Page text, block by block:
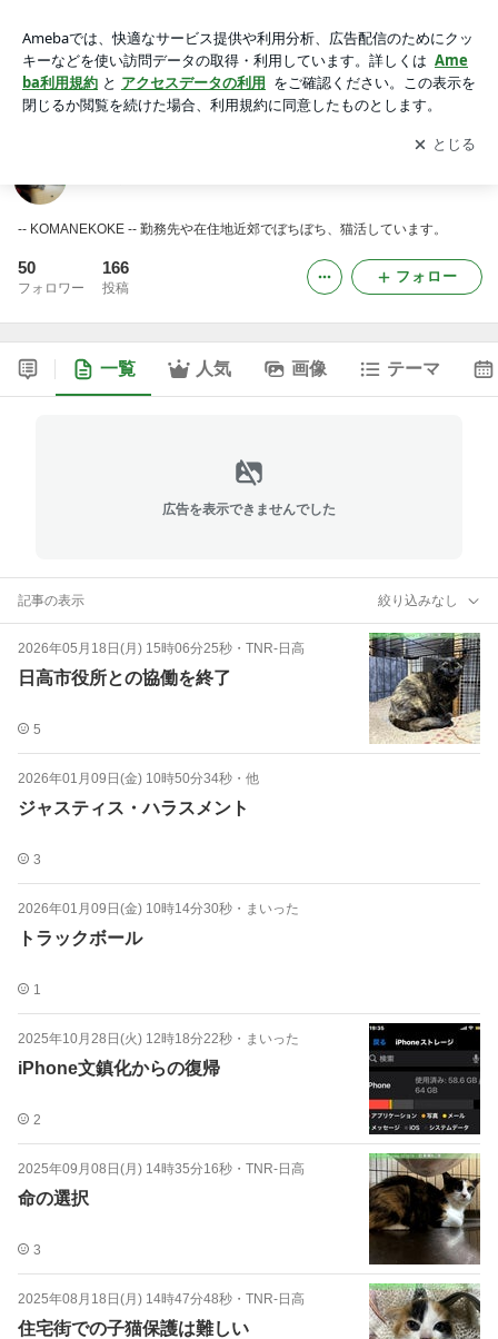
アプリをダウンロードして ブログの更新通知
を受け取りまし
ょう。
開く
-- KOMANEKOKE -- 勤務先や在住地近郊でぼちぼち、猫活しています。
50
フォロワー
166
投稿
フォロー
一覧 人気 画像 テーマ
広告を表示できませんでした
記事の表示 絞り込みなし
2026年05月18日(月) 15時06分25秒 ・ TNR-日高
日高市役所との協働を終了
5
2026年01月09日(金) 10時50分34秒 ・ 他
ジャスティス・ハラスメント
3
2026年01月09日(金) 10時14分30秒 ・ まいった
トラックボール
1
2025年10月28日(火) 12時18分22秒 ・ まいった
iPhone文鎮化からの復帰
2
2025年09月08日(月) 14時35分16秒 ・ TNR-日高
命の選択
3
2025年08月18日(月) 14時47分48秒 ・ TNR-日高
住宅街での子猫保護は難しい